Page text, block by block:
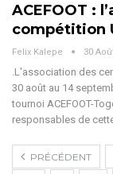
ACEFOOT :
compétition
Felix Kalepe 30
.L'association des
30 août au 14
tournoi ACEFOOT-
responsables de
PRÉCÉDENT